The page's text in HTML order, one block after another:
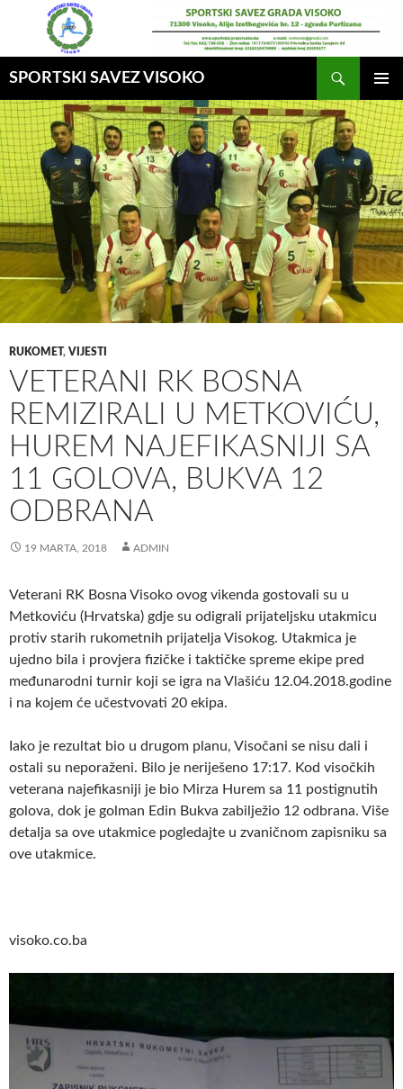
SPORTSKI SAVEZ VISOKO
GLAVNI
MENI
RUKOMET, VIJESTI
VETERANI RK BOSNA
REMIZIRALI U METKOVIĆU,
HUREM NAJEFIKASNIJI SA
11 GOLOVA, BUKVA 12
ODBRANA
19 MARTA, 2018 ADMIN
Veterani RK Bosna Visoko ovog vikenda gostovali su u
Metkoviću (Hrvatska) gdje su odigrali prijateljsku utakmicu
protiv starih rukometnih prijatelja Visokog. Utakmica je
ujedno bila i provjera fizičke i taktičke spreme ekipe pred
međunarodni turnir koji se igra na Vlašiću 12.04.2018.godine
i na kojem će učestvovati 20 ekipa.
Iako je rezultat bio u drugom planu, Visočani se nisu dali i
ostali su neporaženi. Bilo je neriješeno 17:17. Kod visočkih
veterana najefikasniji je bio Mirza Hurem sa 11 postignutih
golova, dok je golman Edin Bukva zabilježio 12 odbrana. Više
detalja sa ove utakmice pogledajte u zvaničnom zapisniku sa
ove utakmice.
visoko.co.ba